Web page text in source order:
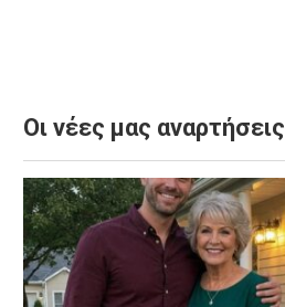
Οι νέες μας αναρτήσεις